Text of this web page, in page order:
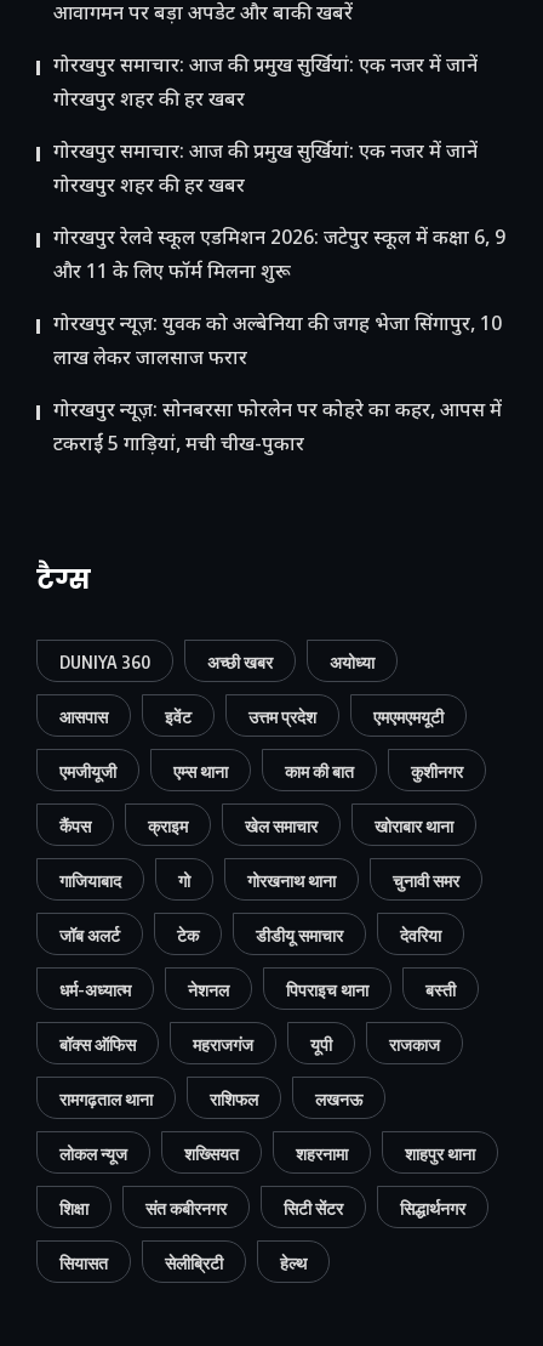
आवागमन पर बड़ा अपडेट और बाकी खबरें
गोरखपुर समाचार: आज की प्रमुख सुर्खियां: एक नजर में जानें
गोरखपुर शहर की हर खबर
गोरखपुर समाचार: आज की प्रमुख सुर्खियां: एक नजर में जानें
गोरखपुर शहर की हर खबर
गोरखपुर रेलवे स्कूल एडमिशन 2026: जटेपुर स्कूल में कक्षा 6, 9
और 11 के लिए फॉर्म मिलना शुरू
गोरखपुर न्यूज़: युवक को अल्बेनिया की जगह भेजा सिंगापुर, 10
लाख लेकर जालसाज फरार
गोरखपुर न्यूज़: सोनबरसा फोरलेन पर कोहरे का कहर, आपस में
टकराईं 5 गाड़ियां, मची चीख-पुकार
टैग्स
DUNIYA 360 अच्छी खबर अयोध्या
आसपास इवेंट उत्तम प्रदेश एमएमएमयूटी
एमजीयूजी एम्स थाना काम की बात कुशीनगर
कैंपस क्राइम खेल समाचार खोराबार थाना
गाजियाबाद गो गोरखनाथ थाना चुनावी समर
जॉब अलर्ट टेक डीडीयू समाचार देवरिया
धर्म-अध्यात्म नेशनल पिपराइच थाना बस्ती
बॉक्स ऑफिस महराजगंज यूपी राजकाज
रामगढ़ताल थाना राशिफल लखनऊ
लोकल न्यूज शख्सियत शहरनामा शाहपुर थाना
शिक्षा संत कबीरनगर सिटी सेंटर सिद्धार्थनगर
सियासत सेलीब्रिटी हेल्थ